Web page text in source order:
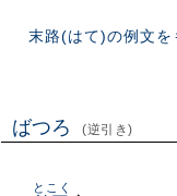
末路(はて)の例文を
ばつろ (逆引き)
とこく